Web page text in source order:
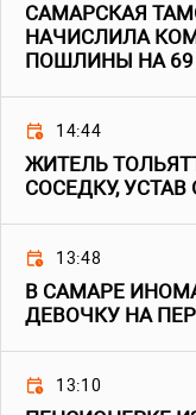
САМАРСКАЯ
НАЧИСЛИЛА
ПОШЛИНЫ НА
14:44
ЖИТЕЛЬ
СОСЕДКУ,
13:48
В САМАРЕ
ДЕВОЧКУ НА
13:10